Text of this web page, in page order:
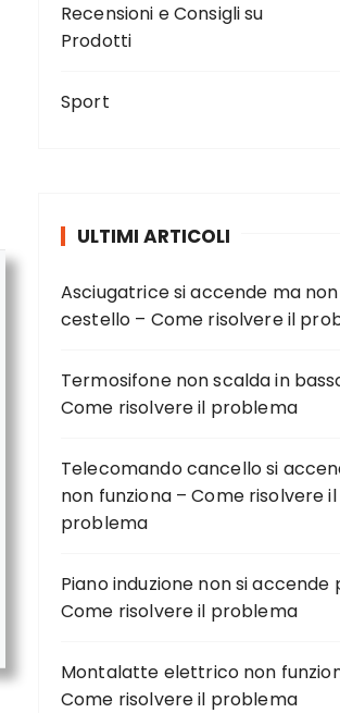
Recensioni e Consigli su
Prodotti
Sport
ULTIMI ARTICOLI
Asciugatrice si accende ma
cestello – Come risolvere il
Termosifone non scalda in
Come risolvere il problema
Telecomando cancello si
non funziona – Come risolvere il
problema
Piano induzione non si accende
Come risolvere il problema
Montalatte elettrico non
Come risolvere il problema